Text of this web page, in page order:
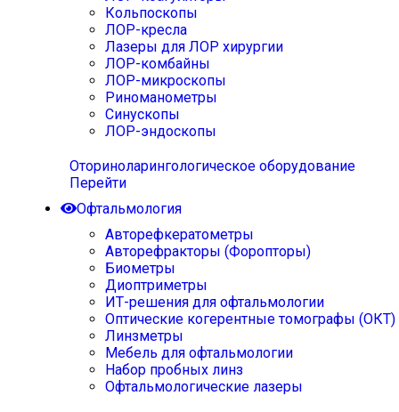
Кольпоскопы
ЛОР-кресла
Лазеры для ЛОР хирургии
ЛОР-комбайны
ЛОР-микроскопы
Риноманометры
Синускопы
ЛОР-эндоскопы
Оториноларингологическое оборудование
Перейти
Офтальмология
Авторефкератометры
Авторефракторы (Форопторы)
Биометры
Диоптриметры
ИТ-решения для офтальмологии
Оптические когерентные томографы (ОКТ)
Линзметры
Мебель для офтальмологии
Набор пробных линз
Офтальмологические лазеры